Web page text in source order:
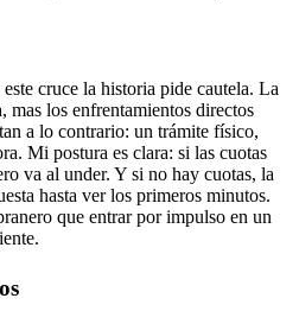
cruce la historia pide cautela. La
mas los enfrentamientos directos
a lo contrario: un trámite físico,
Mi postura es clara: si las cuotas
va al under. Y si no hay cuotas, la
hasta ver los primeros minutos.
que entrar por impulso en un